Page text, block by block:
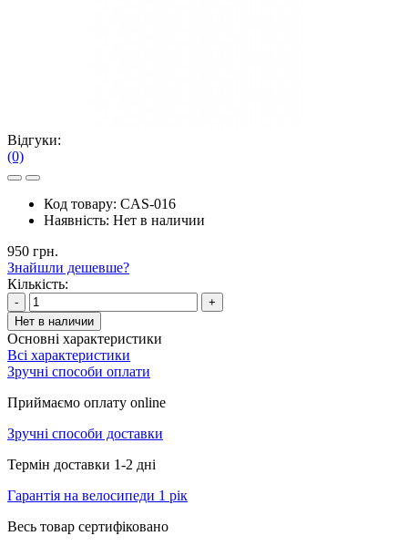
Відгуки:
(0)
Код товару: CAS-016
Наявність: Нет в наличии
950 грн.
Знайшли дешевше?
Кількість:
-
+
Нет в наличии
Основні характеристики
Всі характеристики
Зручні способи оплати
Приймаємо оплату online
Зручні способи доставки
Термін доставки 1-2 дні
Гарантія на велосипеди 1 рік
Весь товар сертифіковано